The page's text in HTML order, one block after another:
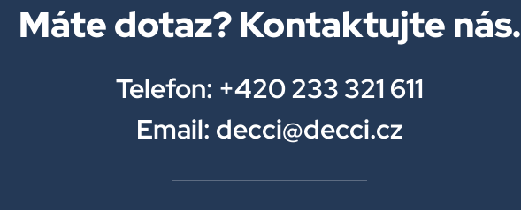
Máte dotaz? Kontaktujte nás.
Telefon: +420 233 321 611
Email: decci@decci.cz